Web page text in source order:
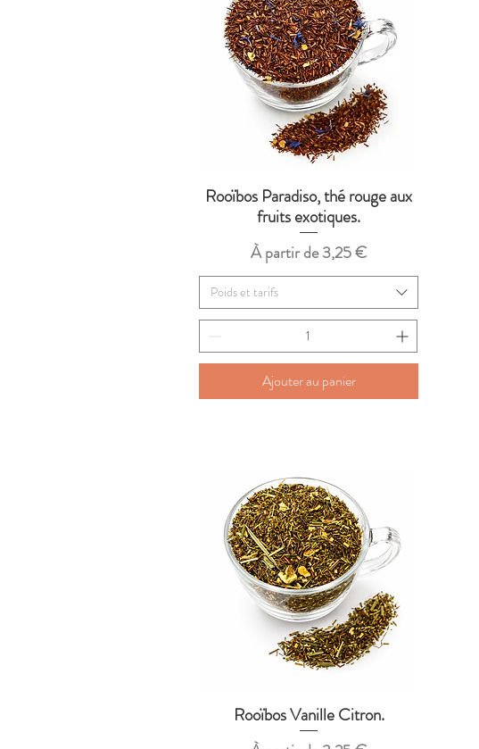
Aperçu rapide
Rooïbos Paradiso, thé rouge aux
fruits exotiques.
À partir de3,25 €
Prix promotionnel
Poids et tarifs
Ajouter au panier
Aperçu rapide
Rooïbos Vanille Citron.